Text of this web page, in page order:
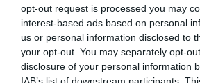
opt-out request is processed you may
interest-based ads based on personal
us or personal information disclosed to
your opt-out. You may separately opt-
disclosure of your personal information